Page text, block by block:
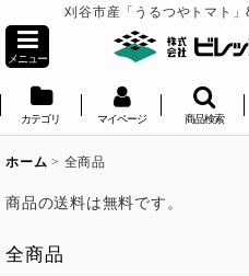
刈谷市産「うるつやトマト
メニュー
カテゴリ マイページ 商品検索
ホーム > 全商品
商品の送料は無料です。
全商品